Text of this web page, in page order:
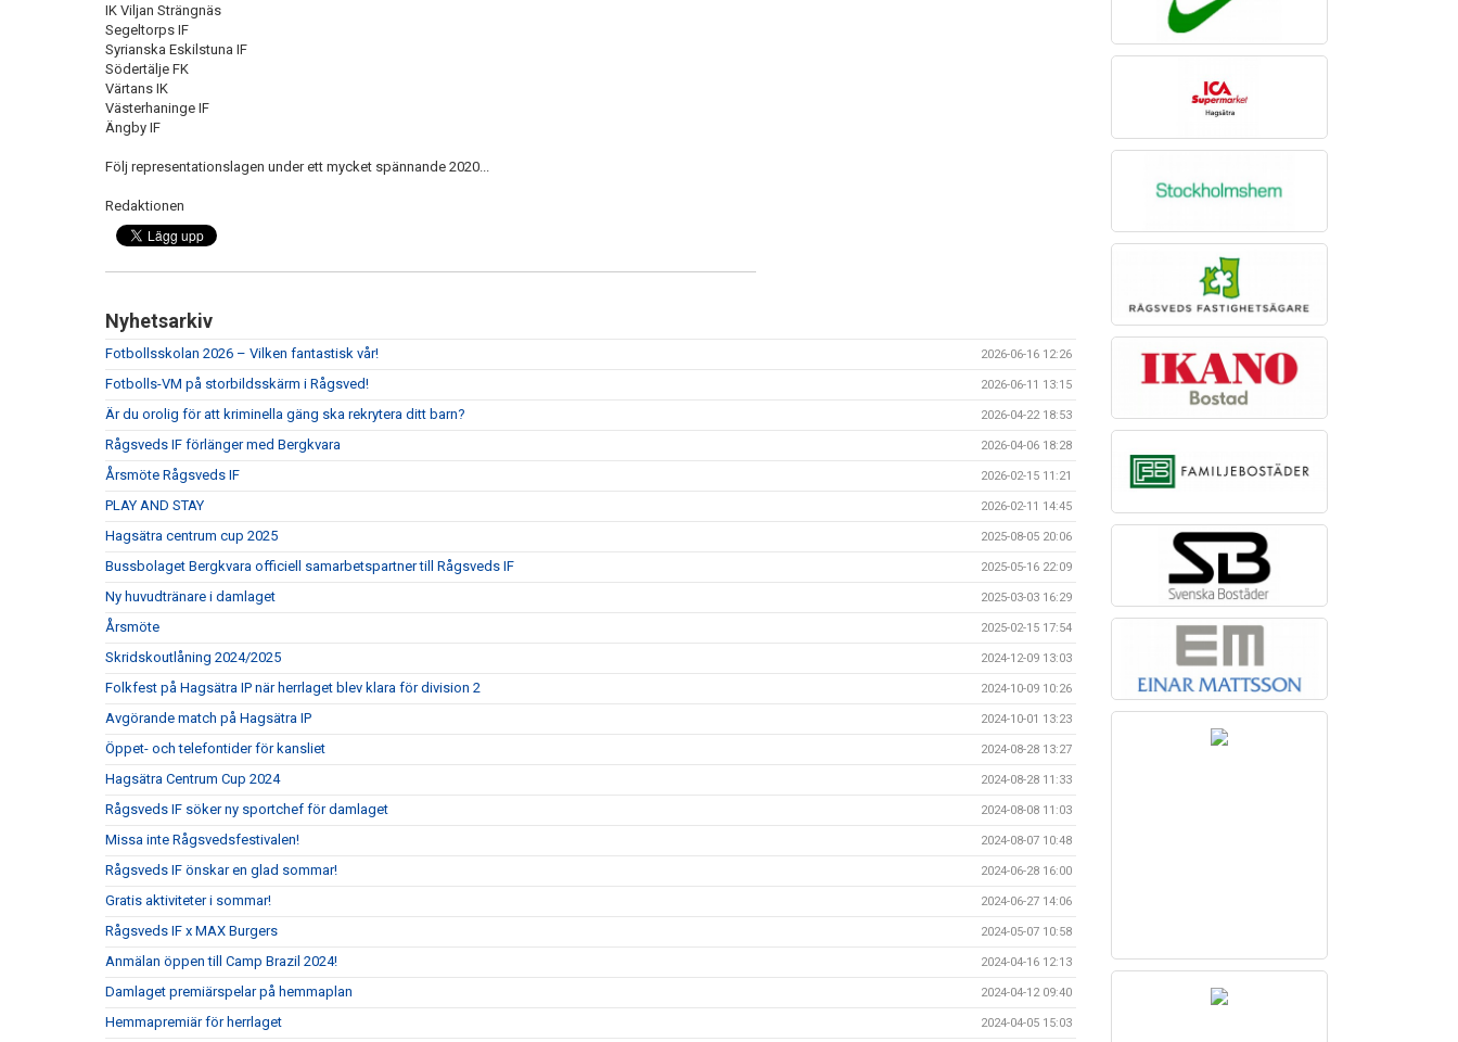
IK Viljan Strängnäs
Segeltorps IF
Syrianska Eskilstuna IF
Södertälje FK
Värtans IK
Västerhaninge IF
Ängby IF
Följ representationslagen under ett mycket spännande 2020...
Redaktionen
Nyhetsarkiv
Fotbollsskolan 2026 – Vilken fantastisk vår! 2026-06-16 12:26
Fotbolls-VM på storbildsskärm i Rågsved! 2026-06-11 13:15
Är du orolig för att kriminella gäng ska rekrytera ditt barn? 2026-04-22 18:53
Rågsveds IF förlänger med Bergkvara 2026-04-06 18:28
Årsmöte Rågsveds IF 2026-02-15 11:21
PLAY AND STAY 2026-02-11 14:45
Hagsätra centrum cup 2025 2025-08-05 20:06
Bussbolaget Bergkvara officiell samarbetspartner till Rågsveds IF 2025-05-16 22:09
Ny huvudtränare i damlaget 2025-03-03 16:29
Årsmöte 2025-02-15 17:54
Skridskoutlåning 2024/2025 2024-12-09 13:03
Folkfest på Hagsätra IP när herrlaget blev klara för division 2 2024-10-09 10:26
Avgörande match på Hagsätra IP 2024-10-01 13:23
Öppet- och telefontider för kansliet 2024-08-28 13:27
Hagsätra Centrum Cup 2024 2024-08-28 11:33
Rågsveds IF söker ny sportchef för damlaget 2024-08-08 11:03
Missa inte Rågsvedsfestivalen! 2024-08-07 10:48
Rågsveds IF önskar en glad sommar! 2024-06-28 16:00
Gratis aktiviteter i sommar! 2024-06-27 14:06
Rågsveds IF x MAX Burgers 2024-05-07 10:58
Anmälan öppen till Camp Brazil 2024! 2024-04-16 12:13
Damlaget premiärspelar på hemmaplan 2024-04-12 09:40
Hemmapremiär för herrlaget 2024-04-05 15:03